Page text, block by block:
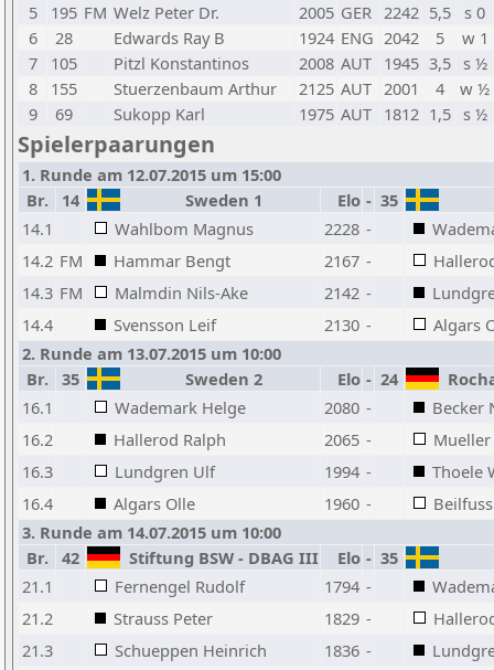
5
195 FM Welz Peter Dr. 2005 GER 2242 5,5
s 0
6
28 Edwards Ray B 1924 ENG 2042 5
w 1
7
105 Pitzl Konstantinos 2008 AUT 1945 3,5
s ½
8
155 Stuerzenbaum Arthur 2125 AUT 2001 4
w ½
9
69 Sukopp Karl 1975 AUT 1812 1,5 s ½
Spielerpaarungen
1. Runde am 12.07.2015 um 15:00
Br.
14 Sweden 1 Elo - 35
14.1
Wahlbom Magnus 2228 -
14.2 FM Hammar Bengt 2167 -
14.3 FM Malmdin Nils-Ake 2142 -
14.4
Svensson Leif 2130 -
Algars
2. Runde am 13.07.2015 um 10:00
Br.
35 Sweden 2 Elo - 24
16.1
Wademark Helge 2080 -
Becker
16.2
Hallerod Ralph 2065 -
16.3
Lundgren Ulf 1994 -
Thoele
16.4
Algars Olle 1960 -
3. Runde am 14.07.2015 um 10:00
Br.
42 Stiftung BSW - DBAG III Elo - 35
21.1
Fernengel Rudolf 1794 -
21.2
Strauss Peter 1829 -
21.3
Schueppen Heinrich 1836 -